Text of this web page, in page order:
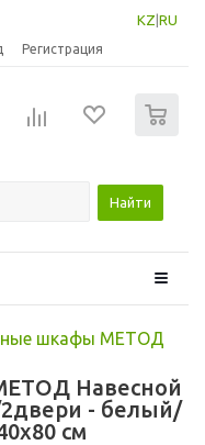
KZ RU
Регистрация
Найти
шкафы МЕТОД
Навесной
- белый/
см